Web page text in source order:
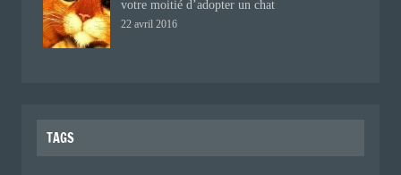
votre moitié d’adopter un chat
22 avril 2016
TAGS